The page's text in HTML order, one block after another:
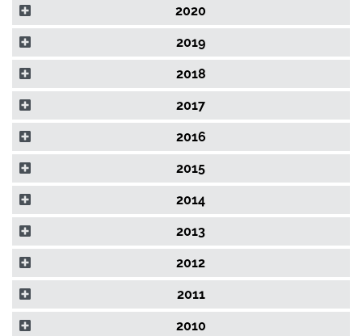
2020
2019
2018
2017
2016
2015
2014
2013
2012
2011
2010